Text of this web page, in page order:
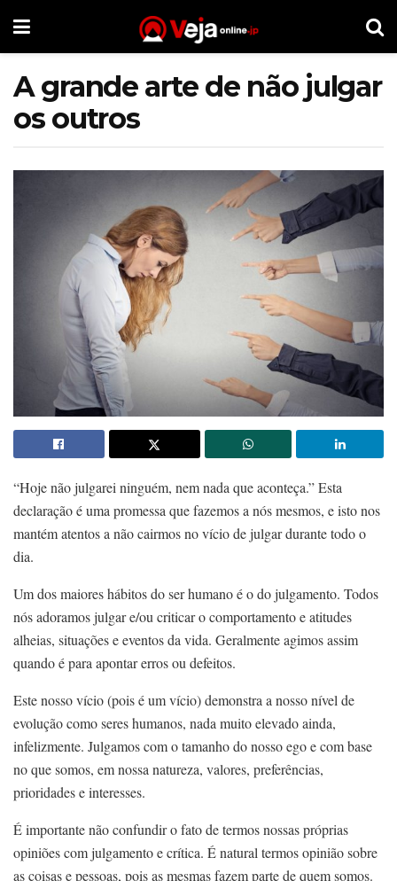
A grande arte de não julgar
os outros
“Hoje não julgarei ninguém, nem nada que aconteça.” Esta
declaração é uma promessa que fazemos a nós mesmos, e isto nos
mantém atentos a não cairmos no vício de julgar durante todo o
dia.
Um dos maiores hábitos do ser humano é o do julgamento. Todos
nós adoramos julgar e/ou criticar o comportamento e atitudes
alheias, situações e eventos da vida. Geralmente agimos assim
quando é para apontar erros ou defeitos.
Este nosso vício (pois é um vício) demonstra a nosso nível de
evolução como seres humanos, nada muito elevado ainda,
infelizmente. Julgamos com o tamanho do nosso ego e com base
no que somos, em nossa natureza, valores, preferências,
prioridades e interesses.
É importante não confundir o fato de termos nossas próprias
opiniões com julgamento e crítica. É natural termos opinião sobre
as coisas e pessoas, pois as mesmas fazem parte de quem somos.